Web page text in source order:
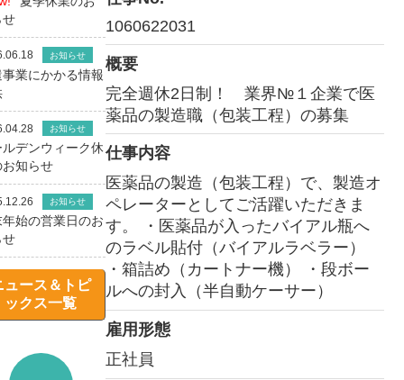
1060622031
概要
完全週休2日制！ 業界№１企業で医
薬品の製造職（包装工程）の募集
仕事内容
医薬品の製造（包装工程）で、製造オ
ペレーターとしてご活躍いただきま
す。 ・医薬品が入ったバイアル瓶へ
のラベル貼付（バイアルラベラー）
・箱詰め（カートナー機） ・段ボー
ルへの封入（半自動ケーサー）
雇用形態
正社員
せ
お知らせ
業にかかる情報
お知らせ
デンウィーク休
知らせ
お知らせ
始の営業日のお
せ
ュース＆トピ
ックス一覧